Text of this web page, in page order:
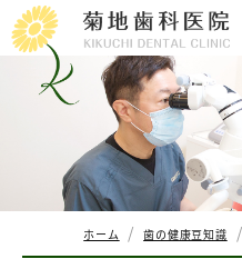
ホーム 歯の健康豆知識